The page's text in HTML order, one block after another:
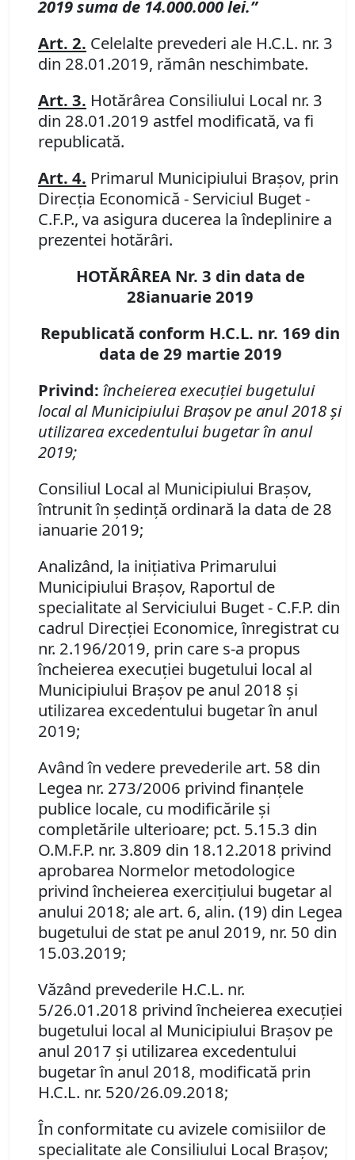
2019 suma de 14.000.000 lei.”
Art. 2. Celelalte prevederi ale H.C.L. nr. 3
din 28.01.2019, rămân neschimbate.
Art. 3. Hotărârea Consiliului Local nr. 3
din 28.01.2019 astfel modificată, va fi
republicată.
Art. 4. Primarul Municipiului Braşov, prin
Direcţia Economică - Serviciul Buget -
C.F.P., va asigura ducerea la îndeplinire a
prezentei hotărâri.
HOTĂRÂREA Nr. 3 din data de
28ianuarie 2019
Republicată conform H.C.L. nr. 169 din
data de 29 martie 2019
Privind: încheierea execuţiei bugetului
local al Municipiului Braşov pe anul 2018 şi
utilizarea excedentului bugetar în anul
2019;
Consiliul Local al Municipiului Braşov,
întrunit în şedinţă ordinară la data de 28
ianuarie 2019;
Analizând, la iniţiativa Primarului
Municipiului Braşov, Raportul de
specialitate al Serviciului Buget - C.F.P. din
cadrul Direcţiei Economice, înregistrat cu
nr. 2.196/2019, prin care s-a propus
încheierea execuţiei bugetului local al
Municipiului Braşov pe anul 2018 şi
utilizarea excedentului bugetar în anul
2019;
Având în vedere prevederile art. 58 din
Legea nr. 273/2006 privind finanţele
publice locale, cu modificările şi
completările ulterioare; pct. 5.15.3 din
O.M.F.P. nr. 3.809 din 18.12.2018 privind
aprobarea Normelor metodologice
privind încheierea exerciţiului bugetar al
anului 2018; ale art. 6, alin. (19) din Legea
bugetului de stat pe anul 2019, nr. 50 din
15.03.2019;
Văzând prevederile H.C.L. nr.
5/26.01.2018 privind încheierea execuţiei
bugetului local al Municipiului Braşov pe
anul 2017 şi utilizarea excedentului
bugetar în anul 2018, modificată prin
H.C.L. nr. 520/26.09.2018;
În conformitate cu avizele comisiilor de
specialitate ale Consiliului Local Braşov;